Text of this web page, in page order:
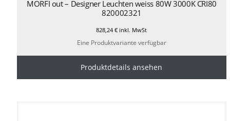
MORFI out – Designer Leuchten weiss 80W 3000K CRI80
820002321
828,24€ inkl. MwSt
Eine Produktvariante verfügbar
Produktdetails ansehen